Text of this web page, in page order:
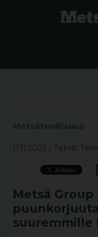
Metsäteollisuus
11.11.2025 Teksti:
Metsä
suuremmille